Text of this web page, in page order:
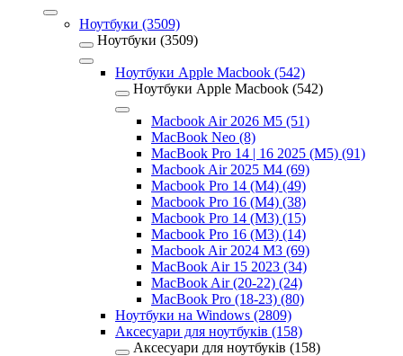
Ноутбуки (3509)
Ноутбуки (3509)
Ноутбуки Apple Macbook (542)
Ноутбуки Apple Macbook (542)
Macbook Air 2026 M5 (51)
MacBook Neo (8)
MacBook Pro 14 | 16 2025 (M5) (91)
Macbook Air 2025 M4 (69)
Macbook Pro 14 (M4) (49)
Macbook Pro 16 (M4) (38)
Macbook Pro 14 (M3) (15)
Macbook Pro 16 (M3) (14)
Macbook Air 2024 M3 (69)
MacBook Air 15 2023 (34)
MacBook Air (20-22) (24)
MacBook Pro (18-23) (80)
Ноутбуки на Windows (2809)
Аксесуари для ноутбуків (158)
Аксесуари для ноутбуків (158)